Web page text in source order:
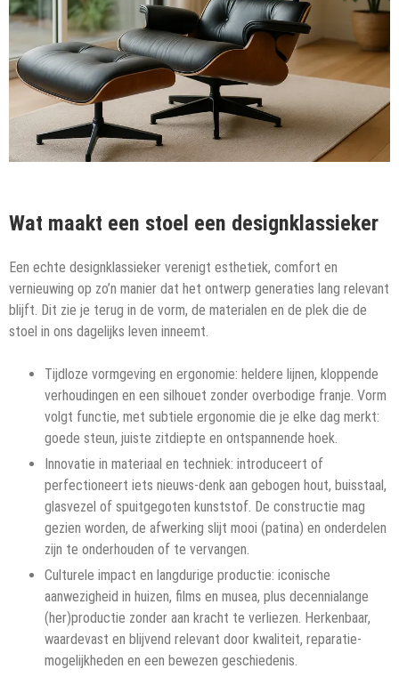
Wat maakt een stoel een designklassieker
Een echte designklassieker verenigt esthetiek, comfort en
vernieuwing op zo’n manier dat het ontwerp generaties lang relevant
blijft. Dit zie je terug in de vorm, de materialen en de plek die de
stoel in ons dagelijks leven inneemt.
Tijdloze vormgeving en ergonomie: heldere lijnen, kloppende
verhoudingen en een silhouet zonder overbodige franje. Vorm
volgt functie, met subtiele ergonomie die je elke dag merkt:
goede steun, juiste zitdiepte en ontspannende hoek.
Innovatie in materiaal en techniek: introduceert of
perfectioneert iets nieuws-denk aan gebogen hout, buisstaal,
glasvezel of spuitgegoten kunststof. De constructie mag
gezien worden, de afwerking slijt mooi (patina) en onderdelen
zijn te onderhouden of te vervangen.
Culturele impact en langdurige productie: iconische
aanwezigheid in huizen, films en musea, plus decennialange
(her)productie zonder aan kracht te verliezen. Herkenbaar,
waardevast en blijvend relevant door kwaliteit, reparatie­
mogelijkheden en een bewezen geschiedenis.